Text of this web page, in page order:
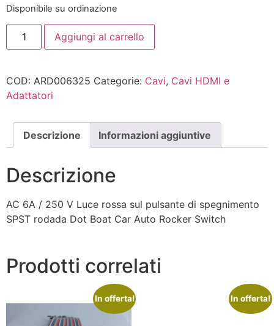
Disponibile su ordinazione
Aggiungi al carrello
COD: ARD006325 Categorie: Cavi, Cavi HDMI e
Adattatori
Descrizione Informazioni aggiuntive
Descrizione
AC 6A / 250 V Luce rossa sul pulsante di spegnimento
SPST rodada Dot Boat Car Auto Rocker Switch
Prodotti correlati
In offerta! In offerta!